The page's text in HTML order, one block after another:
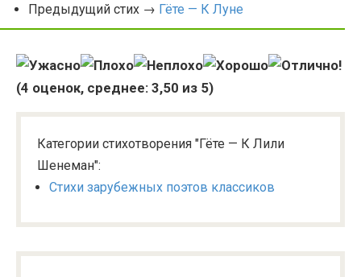
Предыдущий стих → Гёте — К Луне
(4 оценок, среднее: 3,50 из 5)
Категории стихотворения "Гёте — К Лили
Шенеман":
Стихи зарубежных поэтов классиков